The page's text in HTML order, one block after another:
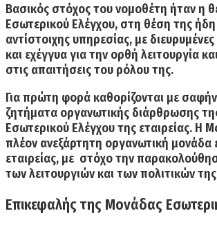
Βασικός στόχος του νομοθέτη ήταν η
Εσωτερικού Ελέγχου, στη θέση της
αντίστοιχης υπηρεσίας, με
και εχέγγυα για την ορθή λειτουργία
στις απαιτήσεις του ρόλου της.
Για πρώτη φορά καθορίζονται με
ζητήματα οργανωτικής διάρθρωσης
Εσωτερικού Ελέγχου της εταιρείας. Η
πλέον ανεξάρτητη οργανωτική μονάδα
εταιρείας, με στόχο την
των λειτουργιών και των πολιτικών
Επικεφαλής της Μονάδας